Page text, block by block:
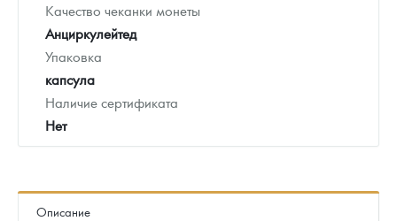
Качество чеканки монеты
Анциркулейтед
Упаковка
капсула
Наличие сертификата
Нет
Описание